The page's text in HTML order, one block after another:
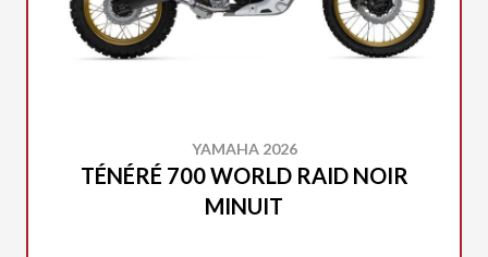
YAMAHA 2026
TÉNÉRÉ 700 WORLD RAID NOIR
MINUIT